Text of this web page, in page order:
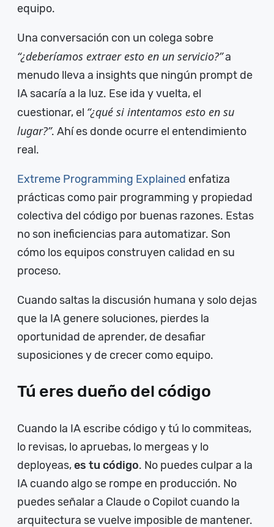
equipo.
Una conversación con un colega sobre
“¿deberíamos extraer esto en un servicio?”a
menudo lleva a insights que ningún prompt de
IA sacaría a la luz. Ese ida y vuelta, el
cuestionar, el “¿qué si intentamos esto en su
lugar?”. Ahí es donde ocurre el entendimiento
real.
Extreme Programming Explained enfatiza
prácticas como pair programming y propiedad
colectiva del código por buenas razones. Estas
no son ineficiencias para automatizar. Son
cómo los equipos construyen calidad en su
proceso.
Cuando saltas la discusión humana y solo dejas
que la IA genere soluciones, pierdes la
oportunidad de aprender, de desafiar
suposiciones y de crecer como equipo.
Tú eres dueño del código
Cuando la IA escribe código y tú lo commiteas,
lo revisas, lo apruebas, lo mergeas y lo
deployeas,es tu código. No puedes culpar a la
IA cuando algo se rompe en producción. No
puedes señalar a Claude o Copilot cuando la
arquitectura se vuelve imposible de mantener.